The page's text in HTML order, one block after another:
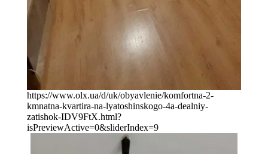
https://www.olx.ua/d/uk/obyavlenie/komfortna-2-
kmnatna-kvartira-na-lyatoshinskogo-4a-dealniy-
zatishok-IDV9FtX.html?
isPreviewActive=0&sliderIndex=9